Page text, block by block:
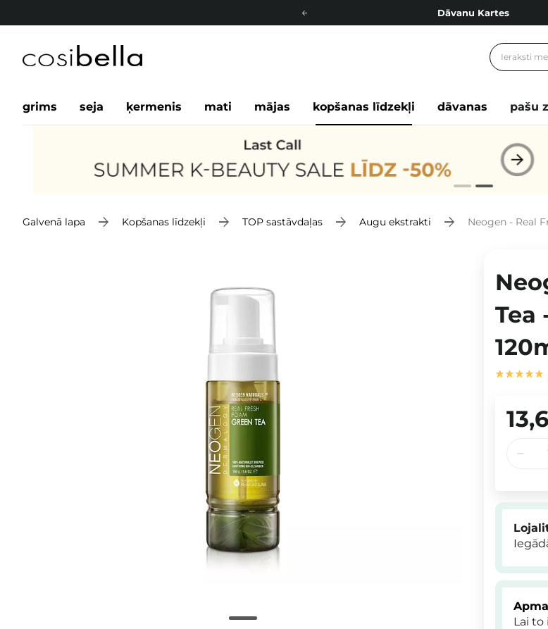
Dāvanu Kartes
Bezmaskas piegāde no 49,00
grims seja ķermenis mati mājas kopšanas līdzekļi dāvanas pašu
Galvenā lapa Kopšanas līdzekļi TOP sastāvdaļas Augu ekstrakti Neogen - Real
Tea
Lai to